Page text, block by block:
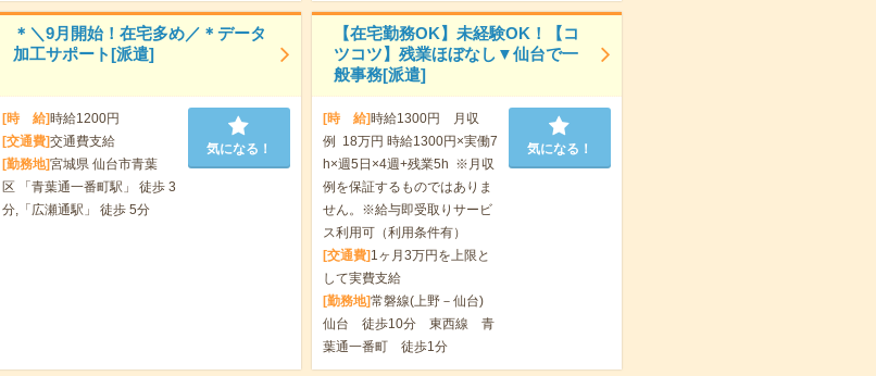
＊＼9月開始！在宅多め／＊データ
加工サポート[派遣]
[時 給]時給1200円
[交通費]交通費支給
[勤務地]宮城県 仙台市青葉
区 「青葉通一番町駅」 徒歩 3
分,「広瀬通駅」 徒歩 5分
気になる！
【在宅勤務OK】未経験OK！【コ
ツコツ】残業ほぼなし▼仙台で一
般事務[派遣]
[時 給]時給1300円 月収
例 18万円 時給1300円×実働7
h×週5日×4週+残業5h ※月収
例を保証するものではありま
せん。※給与即受取りサービ
ス利用可（利用条件有）
[交通費] 1ヶ月3万円を上限と
して実費支給
[勤務地]常磐線(上野－仙台)
仙台 徒歩10分 東西線 青
葉通一番町 徒歩1分
気になる！